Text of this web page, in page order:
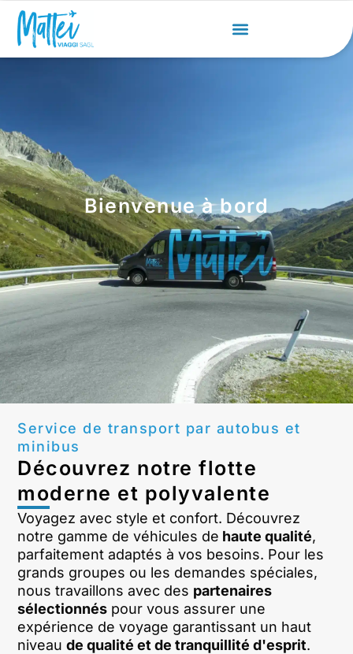
Bienvenue à bord
Service de transport par autobus et
minibus
Découvrez notre flotte
moderne et polyvalente
Voyagez avec style et confort. Découvrez
notre gamme de véhicules de haute qualité,
parfaitement adaptés à vos besoins. Pour les
grands groupes ou les demandes spéciales,
nous travaillons avec des partenaires
sélectionnés pour vous assurer une
expérience de voyage garantissant un haut
niveaude qualité et de tranquillité d'esprit.